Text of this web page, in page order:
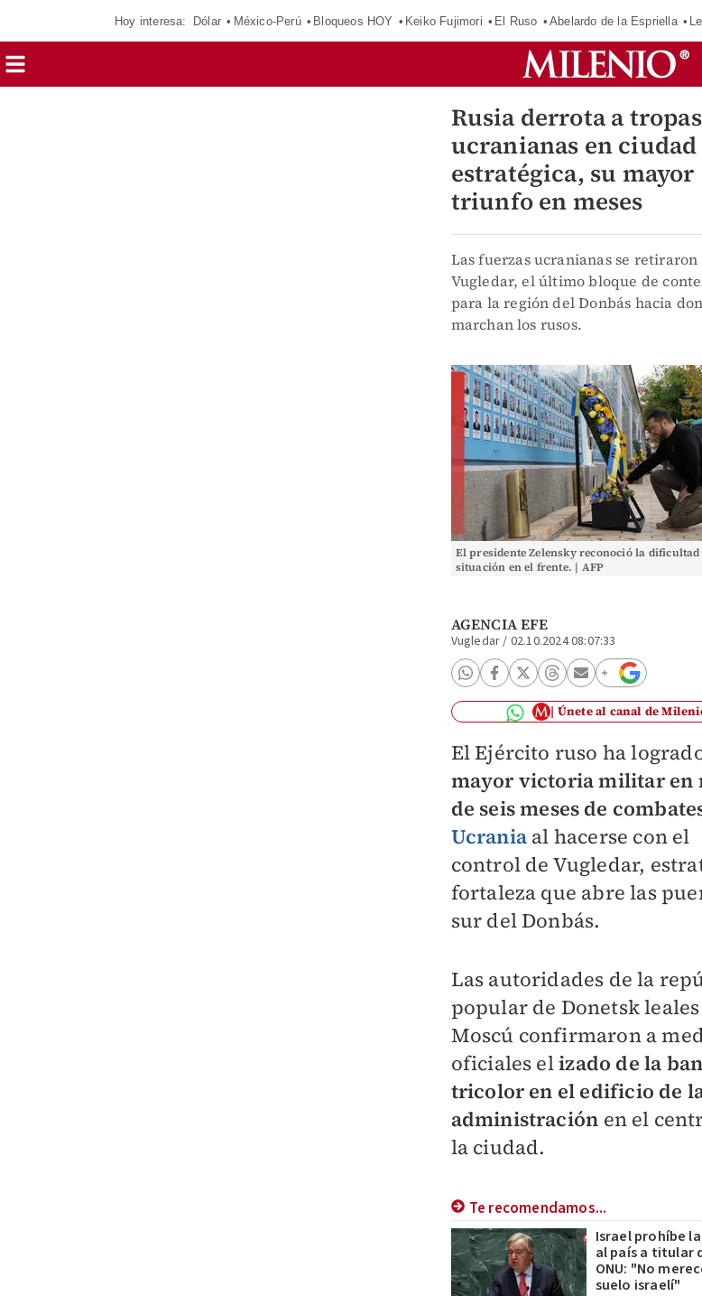
Hoy interesa: Dólar México-Perú Bloqueos HOY Keiko Fujimori El Ruso Abelardo de la Espriella
Rusia derrota a tropas
ucranianas en ciudad
estratégica, su mayor
triunfo en meses
Las fuerzas ucranianas se retiraron
Vugledar, el último bloque de
para la región del Donbás hacia
marchan los rusos.
El presidente Zelensky reconoció la dificultad
situación en el frente. | AFP
AGENCIA EFE
Vugledar/ 02.10.2024 08:07:33
Únete al canal de
El Ejército ruso ha
mayor victoria militar en
de seis meses de
Ucraniaal hacerse con el
control de Vugledar,
fortaleza que abre las
sur del Donbás.
Las autoridades de la
popular de Donetsk
Moscú confirmaron a
oficiales elizado de la
tricolor en el edificio de
administración en el
la ciudad.
Te recomendamos...
Israel prohíbe
al país a titular
ONU: "No
suelo israelí"